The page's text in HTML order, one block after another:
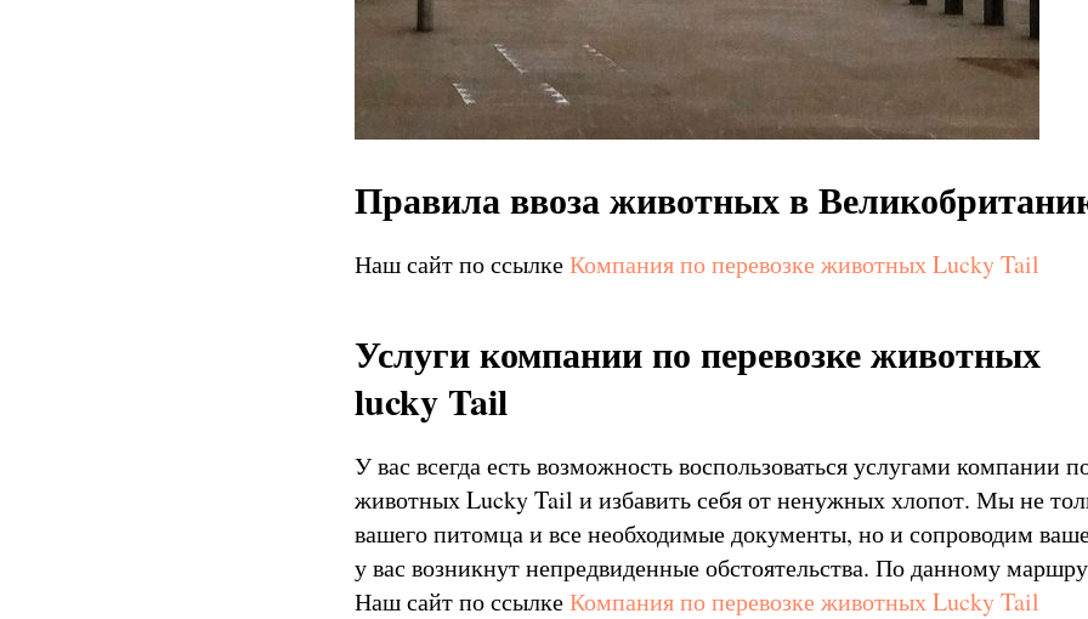
Правила ввоза животных в
Наш сайт по ссылкеКомпания по перевозке животных Lucky Tail
Услуги компании по перевозке животных
lucky Tail
У вас всегда есть возможность воспользоваться услугами компании
животных Lucky Tail и избавить себя от ненужных хлопот. Мы не
вашего питомца и все необходимые документы, но и сопроводим
у вас возникнут непредвиденные обстоятельства. По данному
Наш сайт по ссылкеКомпания по перевозке животных Lucky Tail